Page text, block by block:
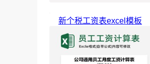
新个税工资表excel模板